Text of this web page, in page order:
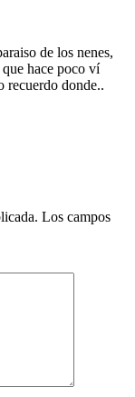
de los nenes,
hace poco ví
recuerdo donde..
Los campos